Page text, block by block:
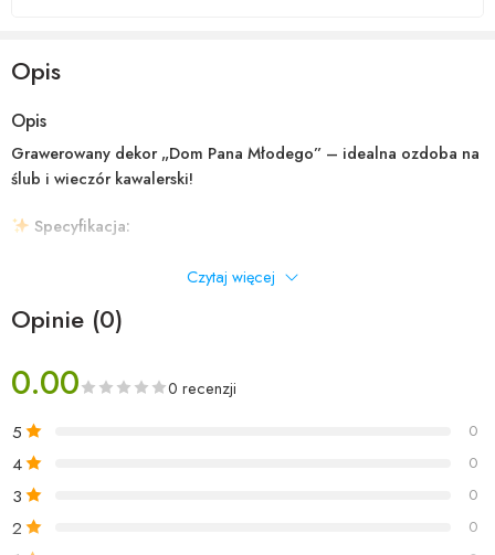
Opis
Opis
Grawerowany dekor „Dom Pana Młodego” – idealna ozdoba na
ślub i wieczór kawalerski!
Specyfikacja:
Sklejka drewniana 3 mm
Średnica:25 cm
Kolor:
Romantyczny design
Idealne do:
Czytaj więcej
Opinie (0)
0.00 0 recenzji
5 0
4 0
3 0
2 0